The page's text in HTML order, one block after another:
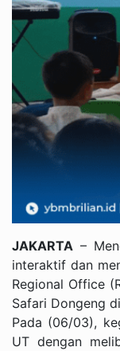
JAKARTA –
interaktif dan
Regional Office
Safari Dongeng
Pada (06/03),
UT dengan